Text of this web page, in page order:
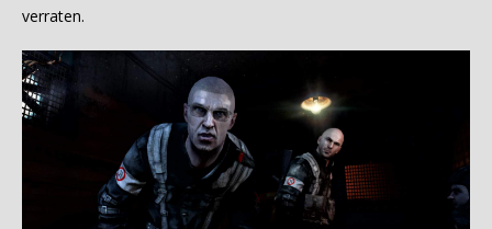
verraten.